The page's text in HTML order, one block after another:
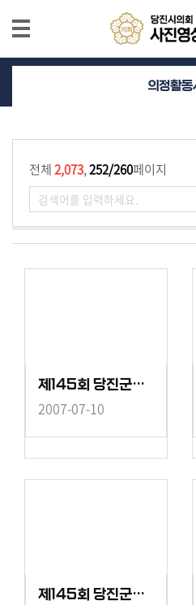
본문으로 바
메인메뉴 바
동
진
의
동
의정활동
전체2,073,252/260페이지
제145회 당진군의회(제1차정례회) 현장방문
2007-07-10
제145회 당진군의회(제1차정례회) 현장방문